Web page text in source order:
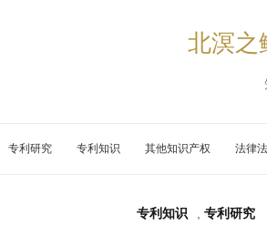
北溟之
专利研究 专利知识 其他知识产权 法律
专利知识 专利研究